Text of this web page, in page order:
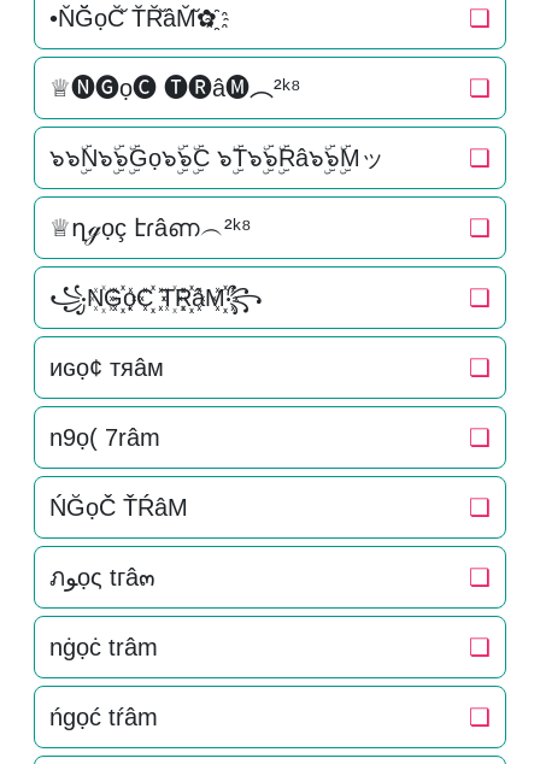
•N̆Ğ̆ọC̆̆ T̆R̆̆âM̆̆✿҈ ❏
♕🅝🅖ọ🅒 🅣🅡â🅜︵²ᵏ⁸ ❏
๖๖ۣۜN๖ۣۜ๖ۣۜGọ๖ۣۜ๖ۣۜC ๖ۣۜT๖ۣۜ๖ۣۜRâ๖ۣۜ๖ۣۜMッ ❏
♕ղℊọç էɾâണ︵²ᵏ⁸ ❏
꧁N꙰G꙰꙰ọC꙰꙰ T꙰R꙰꙰âM꙰꙰꧂ ❏
иɢọ¢ тяâм ❏
n9ọ( 7râm ❏
ŃĞọČ ŤŔâM ❏
ภﻮọς tгâ๓ ❏
nġọċ trâm ❏
ńgọć tŕâm ❏